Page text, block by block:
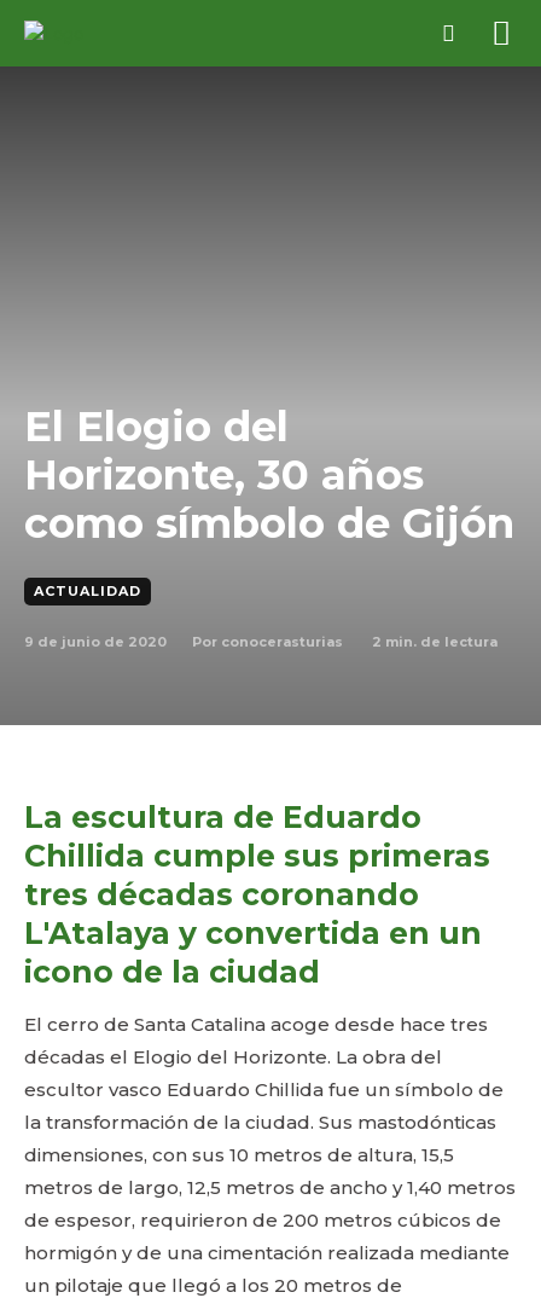
El Elogio del
Horizonte, 30 años
como símbolo de Gijón
ACTUALIDAD
9 de junio de 2020 Por conocerasturias 2 min. de lectura
La escultura de Eduardo
Chillida cumple sus primeras
tres décadas coronando
L'Atalaya y convertida en un
icono de la ciudad
El cerro de Santa Catalina acoge desde hace tres
décadas el Elogio del Horizonte. La obra del
escultor vasco Eduardo Chillida fue un símbolo de
la transformación de la ciudad. Sus mastodónticas
dimensiones, con sus 10 metros de altura, 15,5
metros de largo, 12,5 metros de ancho y 1,40 metros
de espesor, requirieron de 200 metros cúbicos de
hormigón y de una cimentación realizada mediante
un pilotaje que llegó a los 20 metros de